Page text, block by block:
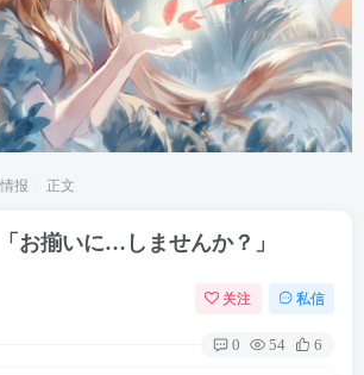
报 正文
お揃いに…しませんか？」
关注 私信
0 54 6